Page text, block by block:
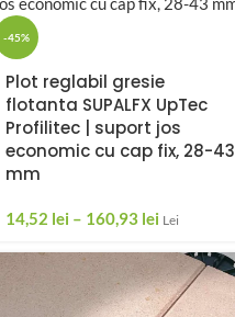
-45%
Plot reglabil gresie
flotanta SUPALFX UpTec
Profilitec | suport jos
economic cu cap fix, 28-43
mm
14,52 lei – 160,93 lei Lei